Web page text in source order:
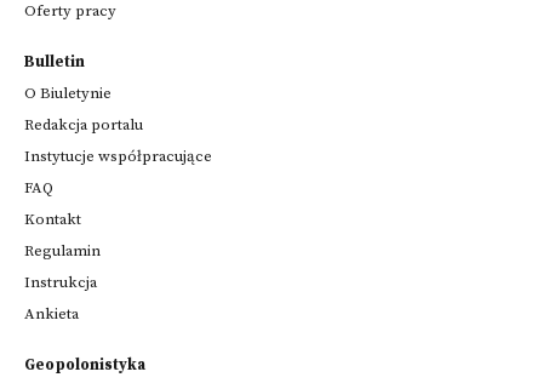
Oferty pracy
Bulletin
O Biuletynie
Redakcja portalu
Instytucje współpracujące
FAQ
Kontakt
Regulamin
Instrukcja
Ankieta
Geopolonistyka